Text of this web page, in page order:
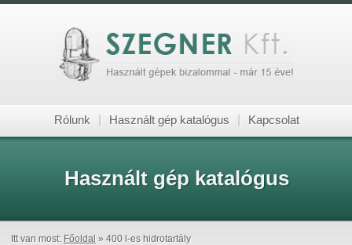
Rólunk Használt gép katalógus Kapcsolat
Használt gép katalógus
Itt van most: Főoldal » 400 l-es hidrotartály